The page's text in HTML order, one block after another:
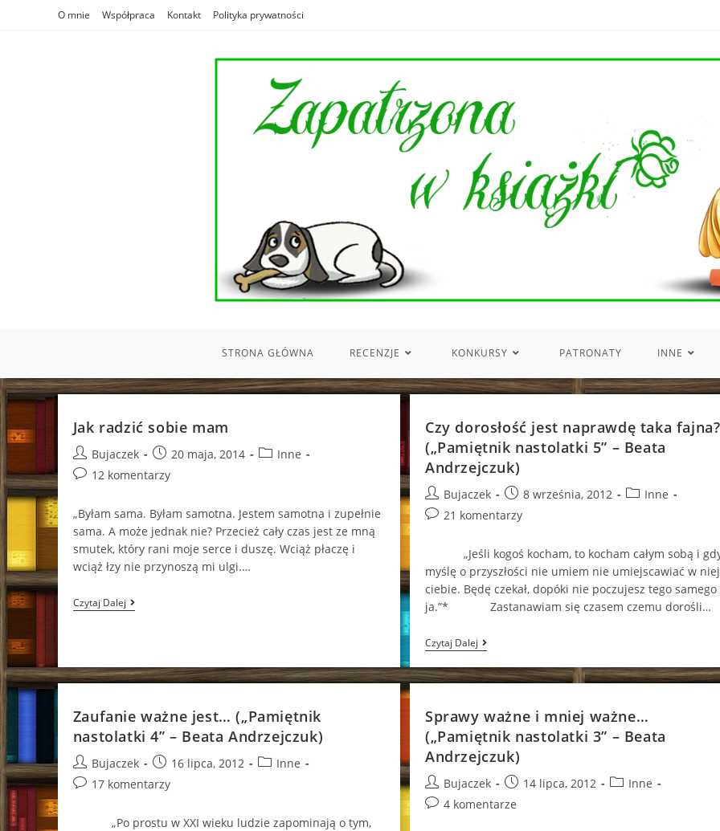
O mnie Współpraca Kontakt Polityka prywatności
STRONA GŁÓWNA RECENZJE KONKURSY PATRONATY INNE
Jak radzić sobie mam
Post
author:
Bujaczek
Post
published:
20 maja, 2014
PostInne
Post12 komentarzy
„Byłam sama. Byłam samotna. Jestem samotna i zupełnie
sama. A może jednak nie? Przecież cały czas jest ze mną
smutek, który rani moje serce i duszę. Wciąż płaczę i
wciąż łzy nie przynoszą mi ulgi.…
Czytaj DalejJak
Radzić
Czy dorosłość jest naprawdę taka fajna?
(„Pamiętnik nastolatki 5” – Beata
Andrzejczuk)
Post
author:
Bujaczek
Post
published:
8 września, 2012
PostInne
Post21 komentarzy
„Jeśli kogoś kocham, to kocham całym sobą i
myślę o przyszłości nie umiem nie umiejscawiać w niej
ciebie. Będę czekał, dopóki nie poczujesz tego samego
ja.”* Zastanawiam się czasem czemu dorośli…
Czytaj Dalej Czy
Dorosłość
Jest
Naprawdę
(„Pamiętnik
Nastolatki
5”
–
Andrzejczuk)
Zaufanie ważne jest… („Pamiętnik
nastolatki 4” – Beata Andrzejczuk)
Post
author:
Bujaczek
Post
published:
16 lipca, 2012
PostInne
Post17 komentarzy
„Po prostu w XXI wieku ludzie zapominają o tym,
Sprawy ważne i mniej ważne…
(„Pamiętnik nastolatki 3” – Beata
Andrzejczuk)
Post
author:
Bujaczek
Post
published:
14 lipca, 2012
PostInne
Post4 komentarze